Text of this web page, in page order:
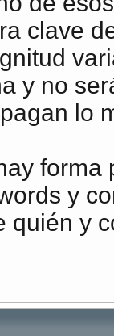
clave
y no
lo
y
quién y